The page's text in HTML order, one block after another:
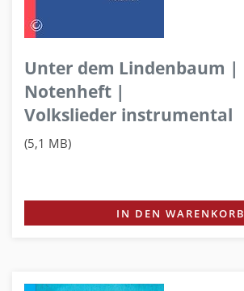
Unter dem Lindenbaum |
Notenheft |
Volkslieder instrumental
(5,1 MB)
IN DEN WARENKORB